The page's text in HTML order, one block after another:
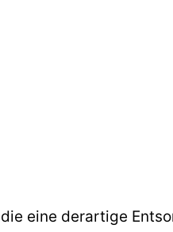
eine derartige